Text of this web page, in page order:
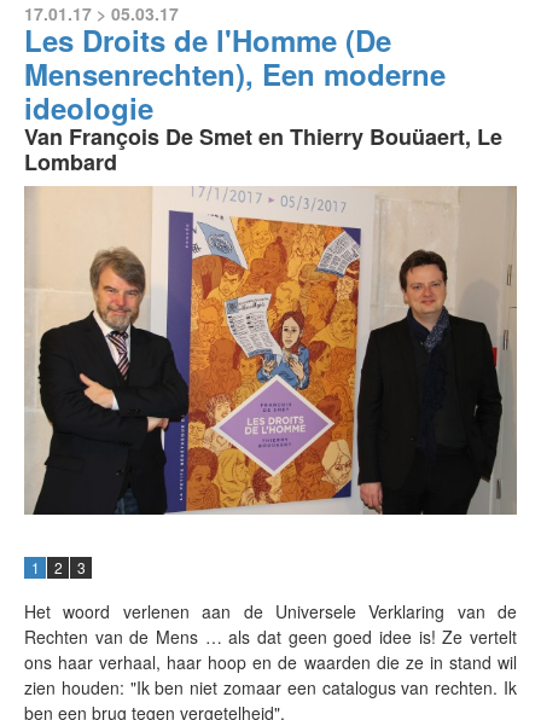
17.01.17 > 05.03.17
Les Droits de l'Homme (De
Mensenrechten), Een moderne
ideologie
Van François De Smet en Thierry Bouüaert, Le
Lombard
1 2 3
Het woord verlenen aan de Universele Verklaring van de
Rechten van de Mens … als dat geen goed idee is! Ze vertelt
ons haar verhaal, haar hoop en de waarden die ze in stand wil
zien houden: "Ik ben niet zomaar een catalogus van rechten. Ik
ben een brug tegen vergetelheid".